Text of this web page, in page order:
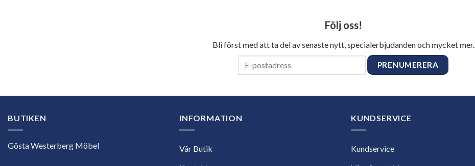
Följ oss!
Bli först med att ta del av senaste nytt, specialerbjudanden och mycket mer.
BUTIKEN
Gösta Westerberg Möbel
INFORMATION
Vår Butik
KUNDSERVICE
Kundservice